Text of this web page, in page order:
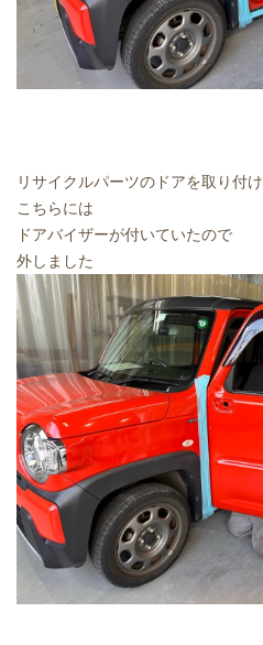
リサイクルパーツのドアを取り付け
こちらには
ドアバイザーが付いていたので
外しました